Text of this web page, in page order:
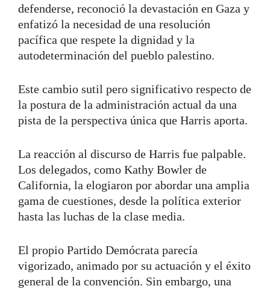
defenderse, reconoció la devastación en Gaza y
enfatizó la necesidad de una resolución
pacífica que respete la dignidad y la
autodeterminación del pueblo palestino.
Este cambio sutil pero significativo respecto de
la postura de la administración actual da una
pista de la perspectiva única que Harris aporta.
La reacción al discurso de Harris fue palpable.
Los delegados, como Kathy Bowler de
California, la elogiaron por abordar una amplia
gama de cuestiones, desde la política exterior
hasta las luchas de la clase media.
El propio Partido Demócrata parecía
vigorizado, animado por su actuación y el éxito
general de la convención. Sin embargo, una